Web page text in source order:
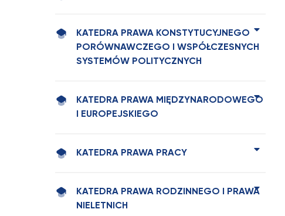
KATEDRA PRAWA KONSTYTUCYJNEGO
PORÓWNAWCZEGO I WSPÓŁCZESNYCH
SYSTEMÓW POLITYCZNYCH
KATEDRA PRAWA MIĘDZYNARODOWEGO
I EUROPEJSKIEGO
KATEDRA PRAWA PRACY
KATEDRA PRAWA RODZINNEGO I PRAWA
NIELETNICH